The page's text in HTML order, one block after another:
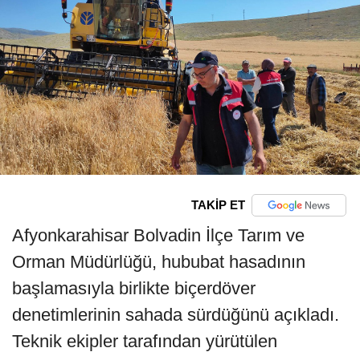
TAKİP ET
Afyonkarahisar Bolvadin İlçe Tarım ve
Orman Müdürlüğü, hububat hasadının
başlamasıyla birlikte biçerdöver
denetimlerinin sahada sürdüğünü açıkladı.
Teknik ekipler tarafından yürütülen